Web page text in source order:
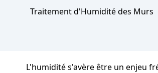
Traitement d'Humidité des Murs
L'humidité s'avère être un enjeu